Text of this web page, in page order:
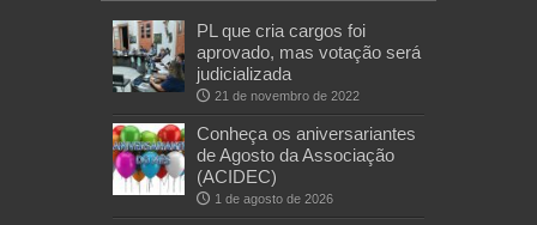
PL que cria cargos foi
aprovado, mas votação será
judicializada
21 de novembro de 2022
Conheça os aniversariantes
de Agosto da Associação
(ACIDEC)
1 de agosto de 2026